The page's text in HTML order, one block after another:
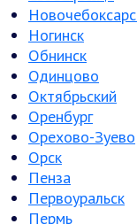
Ногинск
Обнинск
Одинцово
Октябрьский
Оренбург
Орехово-Зуево
Орск
Пенза
Первоуральск
Пермь